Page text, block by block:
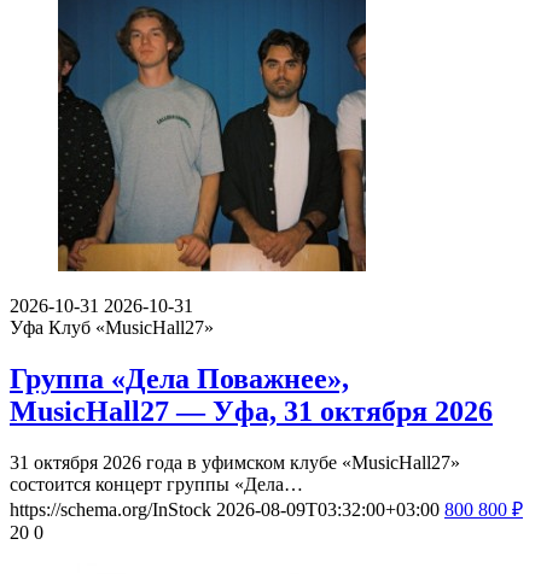
2026-10-31 2026-10-31
Уфа Клуб «MusicHall27»
Группа «Дела Поважнее»,
MusicHall27 — Уфа, 31 октября 2026
31 октября 2026 года в уфимском клубе «MusicHall27»
состоится концерт группы «Дела…
https://schema.org/InStock 2026-08-09T03:32:00+03:00 800 800 ₽
20 0